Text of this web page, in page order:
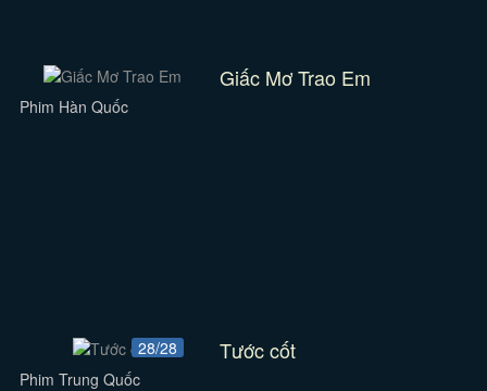
Giấc Mơ Trao Em
Phim Hàn Quốc
28/28 Tước cốt
Phim Trung Quốc